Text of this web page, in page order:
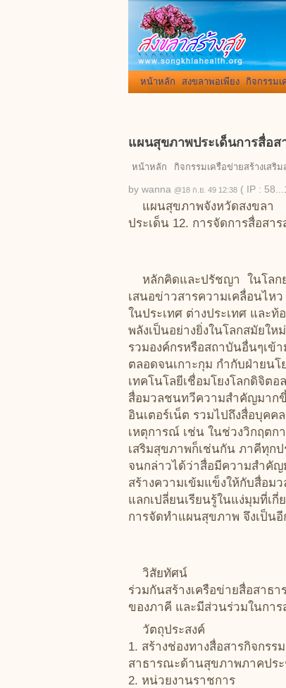
หน้าหลัก สงขลาพอเพียง กิจกรรมเ
แผนสุขภาพประเด็นการสื่อ
หน้าหลัก กิจกรรมเครือข่ายสร้างเสริ
by wanna @18 ก.ย. 49 12:38 ( IP :
แผนสุขภาพจังหวัดสงขลา
ประเด็น 12. การจัดการสื่อสา
หลักคิดและปรัชญา ในโลก
เสนอข่าวสารความเคลื่อนไห
ในประเทศ ต่างประเทศ และ
พลังเป็นอย่างยิ่งในโลกสมัยใ
รวมองค์กรหรือสถาบันอื่นๆเ
ตลอดจนเกาะกุม กำกับฝ่ายน
เทคโนโลยีเชื่อมโยงโลกดิจิต
สื่อมวลชนทวีความสำคัญมาก
อินเตอร์เน็ต รวมไปถึงสื่อบุค
เหตุการณ์ เช่น ในช่วงวิกฤต
เสริมสุขภาพก็เช่นกัน ภาคีทุก
จนกล่าวได้ว่าสื่อมีความสำคัญ
สร้างความเข้มแข็งให้กับสื่อม
แลกเปลี่ยนเรียนรู้ในแง่มุมที่เ
การจัดทำแผนสุขภาพ จึงเป็น
วิสัยทัศน์
ร่วมกันสร้างเครือข่ายสื่อสา
ของภาคี และมีส่วนร่วมในกา
วัตถุประสงค์
1. สร้างช่องทางสื่อสารกิจกร
สาธารณะด้านสุขภาพภาคปร
2. หน่วยงานราชการ